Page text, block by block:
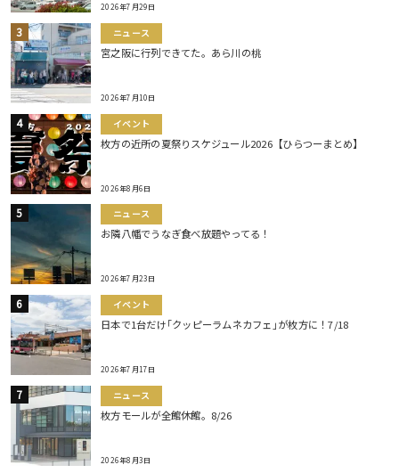
2026年7月29日
ニュース
宮之阪に行列できてた。あら川の桃
2026年7月10日
イベント
枚方の近所の夏祭りスケジュール2026【ひらつーまとめ】
2026年8月6日
ニュース
お隣八幡でうなぎ食べ放題やってる！
2026年7月23日
イベント
日本で1台だけ｢クッピーラムネカフェ｣が枚方に！7/18
2026年7月17日
ニュース
枚方モールが全館休館。8/26
2026年8月3日